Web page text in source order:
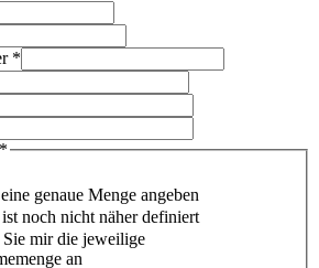
*
*
genaue Menge angeben
noch nicht näher definiert
mir die jeweilige
an